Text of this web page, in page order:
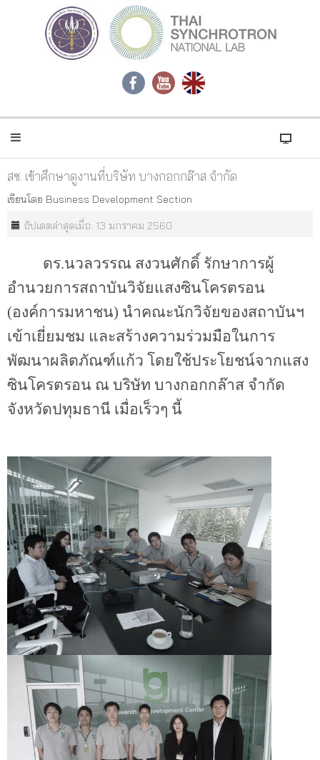
สซ. เข้าศึกษาดูงานที่บริษัท บางกอกกล๊าส จำกัด
เขียนโดย Business Development Section
อัปเดตล่าสุดเมื่อ: 13 มกราคม 2560
ดร.นวลวรรณ สงวนศักดิ์ รักษาการผู้
อำนวยการสถาบันวิจัยแสงซินโครตรอน
(องค์การมหาชน) นำคณะนักวิจัยของสถาบันฯ
เข้าเยี่ยมชม และสร้างความร่วมมือในการ
พัฒนาผลิตภัณฑ์แก้ว โดยใช้ประโยชน์จากแสง
ซินโครตรอน ณ บริษัท บางกอกกล๊าส จำกัด
จังหวัดปทุมธานี เมื่อเร็วๆ นี้